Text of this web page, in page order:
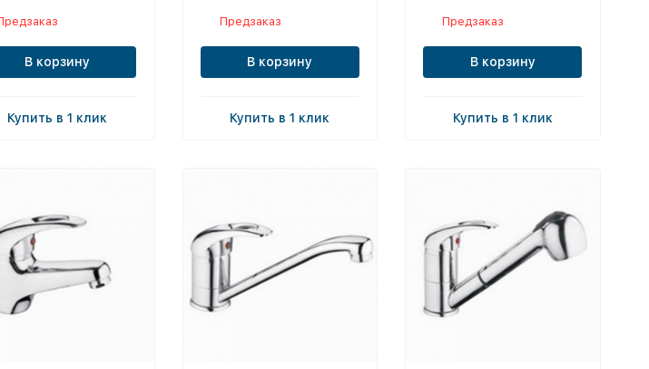
В корзину
Купить в 1 клик
Предзаказ
В корзину
Купить в 1 клик
Предзаказ
В корзину
Купить в 1 клик